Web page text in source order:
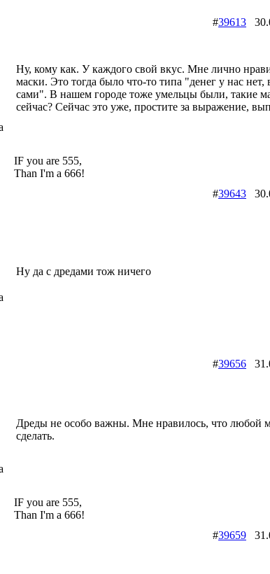
#39613
Ну, кому как. У каждого свой вкус. Мне лично
маски. Это тогда было что-то типа "денег у нас
сами". В нашем городе тоже умельцы были, такие
сейчас? Сейчас это уже, простите за выражение,
IF you are 555,
Than I'm a 666!
#39643
Ну да с дредами тож ничего
#39656
Дреды не особо важны. Мне нравилось, что любой
сделать.
IF you are 555,
Than I'm a 666!
#39659